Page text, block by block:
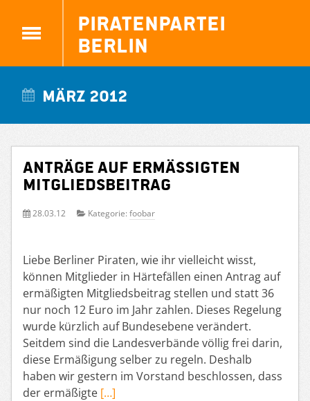
Piratenpartei
Berlin
März 2012
Anträge auf ermäßigten
Mitgliedsbeitrag
28.03.12 Kategorie: foobar
Liebe Berliner Piraten, wie ihr vielleicht wisst,
können Mitglieder in Härtefällen einen Antrag auf
ermäßigten Mitgliedsbeitrag stellen und statt 36
nur noch 12 Euro im Jahr zahlen. Dieses Regelung
wurde kürzlich auf Bundesebene verändert.
Seitdem sind die Landesverbände völlig frei darin,
diese Ermäßigung selber zu regeln. Deshalb
haben wir gestern im Vorstand beschlossen, dass
der ermäßigte […]